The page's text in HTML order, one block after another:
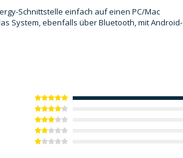
Schnittstelle einfach auf einen PC/Mac
System, ebenfalls über Bluetooth, mit Android-